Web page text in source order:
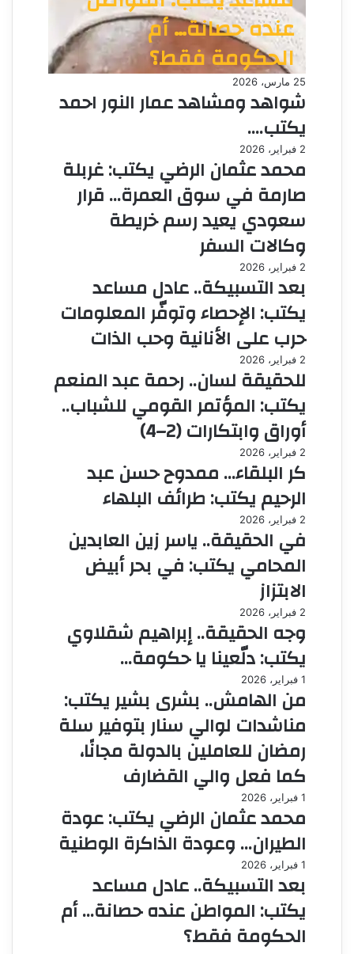
عنده حصانة… أم
الحكومة فقط؟
25 مارس، 2026
شواهد ومشاهد عمار النور احمد
يكتب….
2 فبراير، 2026
محمد عثمان الرضي يكتب: غربلة
صارمة في سوق العمرة… قرار
سعودي يعيد رسم خريطة
وكالات السفر
2 فبراير، 2026
بعد التسبيكة.. عادل مساعد
يكتب: الإحصاء وتوفّر المعلومات
حرب على الأنانية وحب الذات
2 فبراير، 2026
للحقيقة لسان.. رحمة عبد المنعم
يكتب: المؤتمر القومي للشباب..
أوراق وابتكارات (2–4)
2 فبراير، 2026
كر البلقاء… ممدوح حسن عبد
الرحيم يكتب: طرائف البلهاء
2 فبراير، 2026
في الحقيقة.. ياسر زين العابدين
المحامي يكتب: في بحر أبيض
الابتزاز
2 فبراير، 2026
وجه الحقيقة.. إبراهيم شقلاوي
يكتب: دلّعينا يا حكومة…
1 فبراير، 2026
من الهامش.. بشرى بشير يكتب:
مناشدات لوالي سنار بتوفير سلة
رمضان للعاملين بالدولة مجانًا،
كما فعل والي القضارف
1 فبراير، 2026
محمد عثمان الرضي يكتب: عودة
الطيران… وعودة الذاكرة الوطنية
1 فبراير، 2026
بعد التسبيكة.. عادل مساعد
يكتب: المواطن عنده حصانة… أم
الحكومة فقط؟